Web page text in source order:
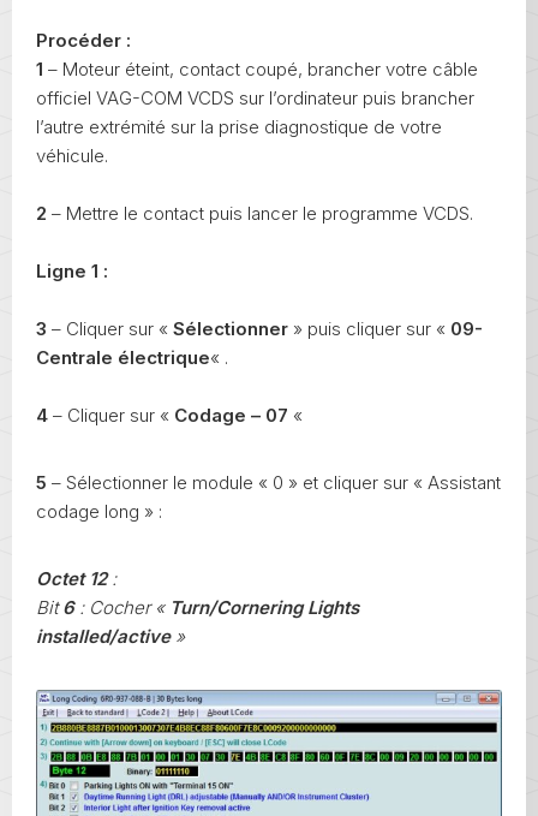
Procéder :
1 – Moteur éteint, contact coupé, brancher votre câble
officiel VAG-COM VCDS sur l’ordinateur puis brancher
l’autre extrémité sur la prise diagnostique de votre
véhicule.
2 – Mettre le contact puis lancer le programme VCDS.
Ligne 1 :
3 – Cliquer sur « Sélectionner » puis cliquer sur « 09-
Centrale électrique« .
4 – Cliquer sur « Codage – 07 «
5 – Sélectionner le module « 0 » et cliquer sur « Assistant
codage long » :
Octet 12 :
Bit6: Cocher « Turn/Cornering Lights
installed/active»